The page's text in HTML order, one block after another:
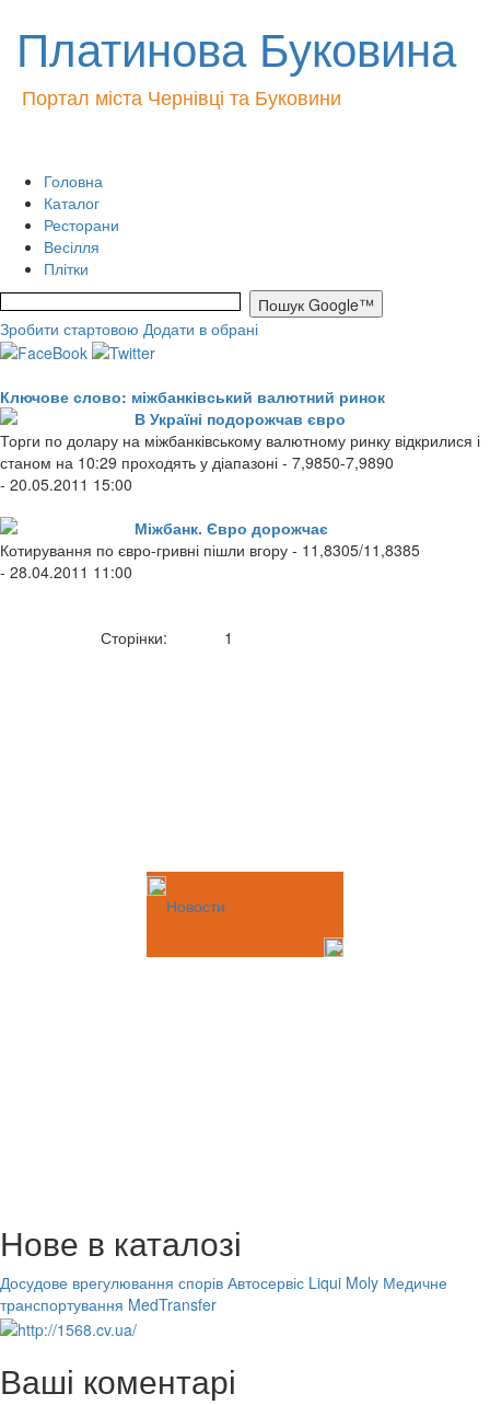
Платинова Буковина
Портал міста Чернівці та Буковини
Головна
Каталог
Ресторани
Весілля
Плітки
Зробити стартовою Додати в обрані
Ключове слово: міжбанківський валютний ринок
В Україні подорожчав євро
Торги по долару на міжбанківському валютному ринку відкрилися і
станом на 10:29 проходять у діапазоні - 7,9850-7,9890
- 20.05.2011 15:00
Міжбанк. Євро дорожчає
Котирування по євро-гривні пішли вгору - 11,8305/11,8385
- 28.04.2011 11:00
Сторінки: 1
Новости
Нове в каталозі
Досудове врегулювання спорів Автосервіс Liqui Moly Медичне
транспортування MedTransfer
Ваші коментарі